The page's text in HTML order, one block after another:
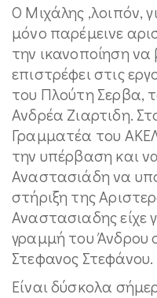
Ο Μιχάλης ,λοιπόν,
μόνο παρέμεινε
την ικανοποίηση
επιστρέφει στις
του Πλούτη Σερβα,
Ανδρέα Ζιαρτιδη.
Γραμματέα του
την υπέρβαση και
Αναστασιάδη να
στήριξη της
Αναστασιαδης είχε
γραμμή του Άνδρου
Στεφανος Στεφάνου.
Είναι δύσκολα